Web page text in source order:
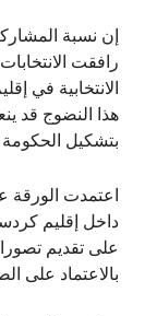
إن نسبة
رافقت
الانتخابية في
هذا النضوج قد
بتشكيل الحكومة
اعتمدت
داخل إقليم
على تقديم
بالاعتماد على